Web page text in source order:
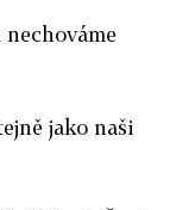
jako naši